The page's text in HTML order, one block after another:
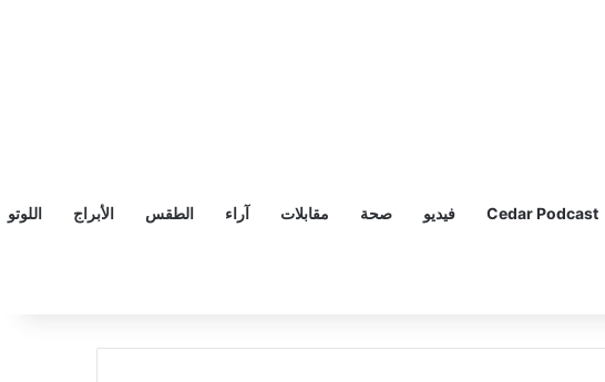
Cedar Podcast فيديو صحة مقابلات آراء الطقس الأبراج اللوتو